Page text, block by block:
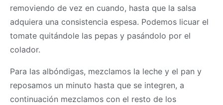
removiendo de vez en cuando, hasta que la salsa
adquiera una consistencia espesa. Podemos licuar el
tomate quitándole las pepas y pasándolo por el
colador.
Para las albóndigas, mezclamos la leche y el pan y
reposamos un minuto hasta que se integren, a
continuación mezclamos con el resto de los